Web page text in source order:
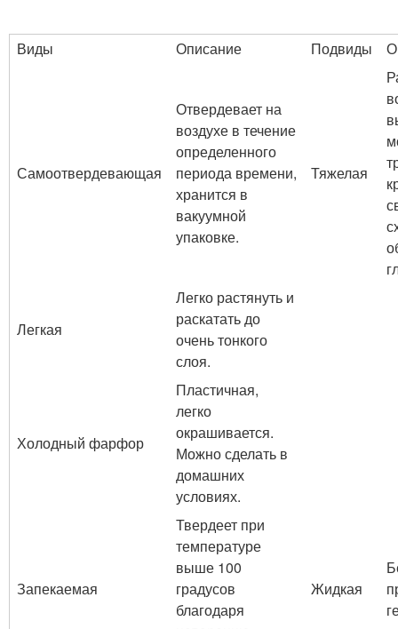
Виды Описание Подвиды
Самоотвердевающая
Отвердевает на
воздухе в течение
определенного
периода времени,
хранится в
вакуумной
упаковке.
Тяжелая
Легкая
Легко растянуть и
раскатать до
очень тонкого
слоя.
Холодный фарфор
Пластичная,
легко
окрашивается.
Можно сделать в
домашних
условиях.
Запекаемая
Твердеет при
температуре
выше 100
градусов
благодаря
Жидкая